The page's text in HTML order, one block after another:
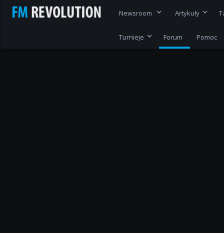
Newsroom Artykuły
Turnieje Forum Pomoc